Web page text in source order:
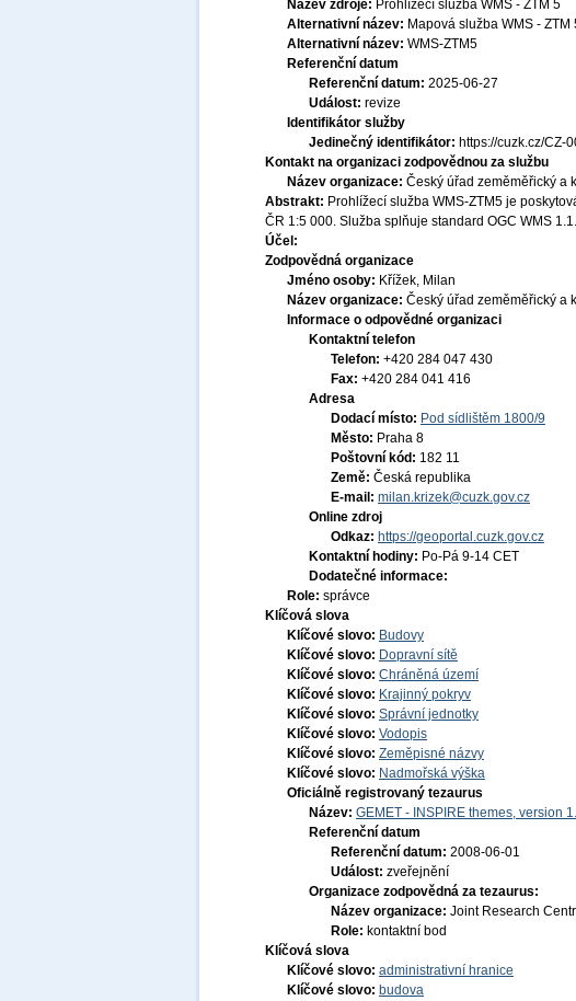
Název zdroje: Prohlížecí služba WMS - ZTM 5
Alternativní název: Mapová služba WMS - ZTM
Alternativní název: WMS-ZTM5
Referenční datum
Referenční datum: 2025-06-27
Událost: revize
Identifikátor služby
Jedinečný identifikátor: https://cuzk.cz/CZ-
Kontakt na organizaci zodpovědnou za službu
Název organizace: Český úřad zeměměřický a
Abstrakt: Prohlížecí služba WMS-ZTM5 je
ČR 1:5 000. Služba splňuje standard OGC WMS
Účel:
Zodpovědná organizace
Jméno osoby: Křížek, Milan
Název organizace: Český úřad zeměměřický a
Informace o odpovědné organizaci
Kontaktní telefon
Telefon: +420 284 047 430
Fax: +420 284 041 416
Adresa
Dodací místo: Pod sídlištěm 1800/9
Město: Praha 8
Poštovní kód: 182 11
Země: Česká republika
E-mail: milan.krizek@cuzk.gov.cz
Online zdroj
Odkaz: https://geoportal.cuzk.gov.cz
Kontaktní hodiny: Po-Pá 9-14 CET
Dodatečné informace:
Role: správce
Klíčová slova
Klíčové slovo: Budovy
Klíčové slovo: Dopravní sítě
Klíčové slovo: Chráněná území
Klíčové slovo: Krajinný pokryv
Klíčové slovo: Správní jednotky
Klíčové slovo: Vodopis
Klíčové slovo: Zeměpisné názvy
Klíčové slovo: Nadmořská výška
Oficiálně registrovaný tezaurus
Název: GEMET - INSPIRE themes, version
Referenční datum
Referenční datum: 2008-06-01
Událost: zveřejnění
Organizace zodpovědná za tezaurus:
Název organizace: Joint Research
Role: kontaktní bod
Klíčová slova
Klíčové slovo: administrativní hranice
Klíčové slovo: budova